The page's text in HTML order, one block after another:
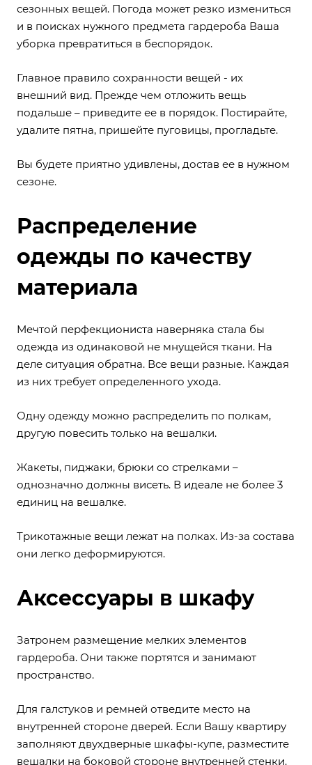
сезонных вещей. Погода может резко измениться
и в поисках нужного предмета гардероба Ваша
уборка превратиться в беспорядок.
Главное правило сохранности вещей - их
внешний вид. Прежде чем отложить вещь
подальше – приведите ее в порядок. Постирайте,
удалите пятна, пришейте пуговицы, прогладьте.
Вы будете приятно удивлены, достав ее в нужном
сезоне.
Распределение
одежды по качеству
материала
Мечтой перфекциониста наверняка стала бы
одежда из одинаковой не мнущейся ткани. На
деле ситуация обратна. Все вещи разные. Каждая
из них требует определенного ухода.
Одну одежду можно распределить по полкам,
другую повесить только на вешалки.
Жакеты, пиджаки, брюки со стрелками –
однозначно должны висеть. В идеале не более 3
единиц на вешалке.
Трикотажные вещи лежат на полках. Из-за состава
они легко деформируются.
Аксессуары в шкафу
Затронем размещение мелких элементов
гардероба. Они также портятся и занимают
пространство.
Для галстуков и ремней отведите место на
внутренней стороне дверей. Если Вашу квартиру
заполняют двухдверные шкафы-купе, разместите
вешалки на боковой стороне внутренней стенки.